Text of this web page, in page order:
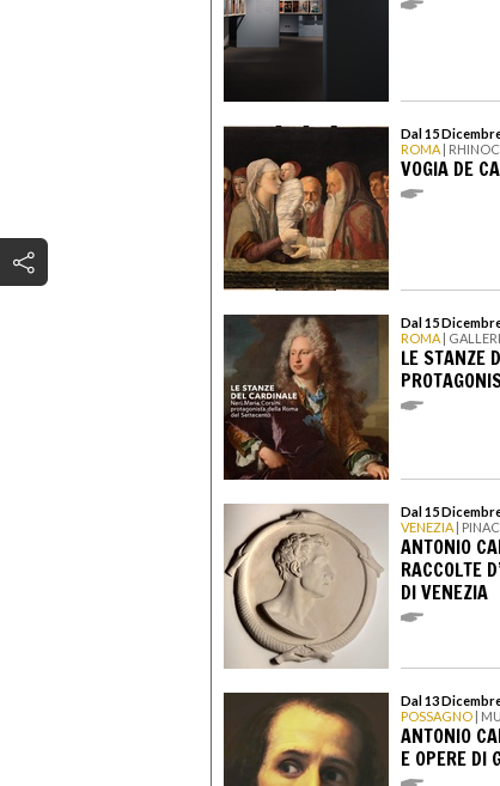
Dal 15
ROMA |
VOGIA DE
Dal 15
ROMA |
LE STANZE
Dal 15
VENEZIA |
ANTONIO
RACCOLTE
DI VENEZIA
Dal 13
POSSAGNO |
ANTONIO
E OPERE DI